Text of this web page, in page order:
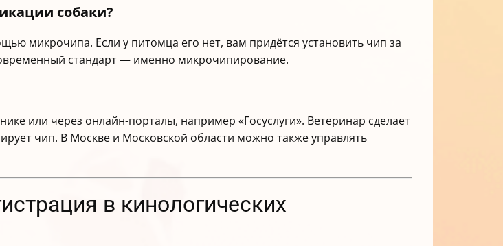
собаки?
микрочипа. Если у питомца его нет, вам придётся установить чип за
стандарт — именно микрочипирование.
или через онлайн-порталы, например «Госуслуги». Ветеринар сделает
чип. В Москве и Московской области можно также управлять
в кинологических